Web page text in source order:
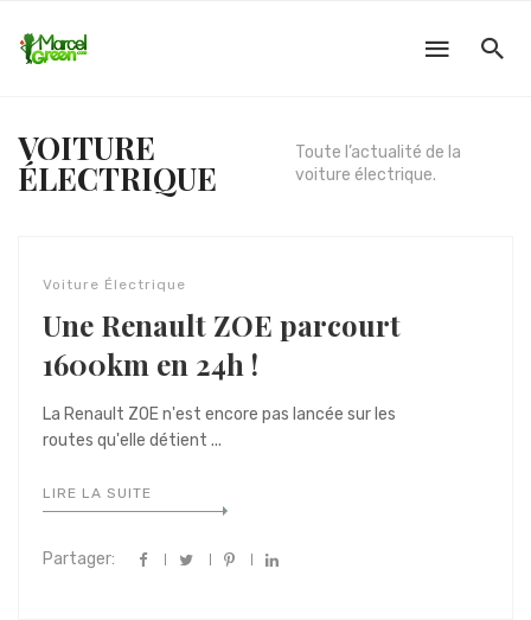
VOITURE
ÉLECTRIQUE
Toute l’actualité de la
voiture électrique.
Voiture Électrique
Une Renault ZOE parcourt
1600km en 24h !
La Renault ZOE n'est encore pas lancée sur les
routes qu'elle détient ...
LIRE LA SUITE
Partager: